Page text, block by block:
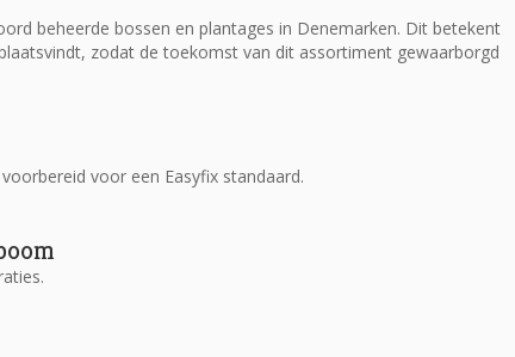
beheerde bossen en plantages in Denemarken. Dit betekent
zodat de toekomst van dit assortiment gewaarborgd
voor een Easyfix standaard.